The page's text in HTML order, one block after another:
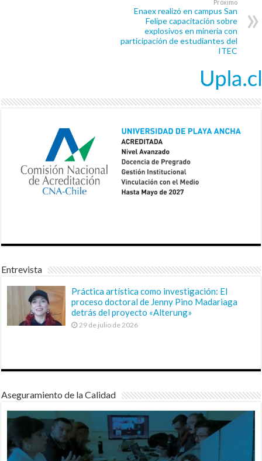
Próximo
Enaex realizó en campus San
Felipe capacitación sobre
explosivos en minería con
participación de estudiantes del
ITEC
Entrevista
Práctica artística como investigación: El
proceso doctoral de Jenny Pino Madariaga
detrás del proyecto «Alterung»
29 de julio de 2026
Aseguramiento de la Calidad